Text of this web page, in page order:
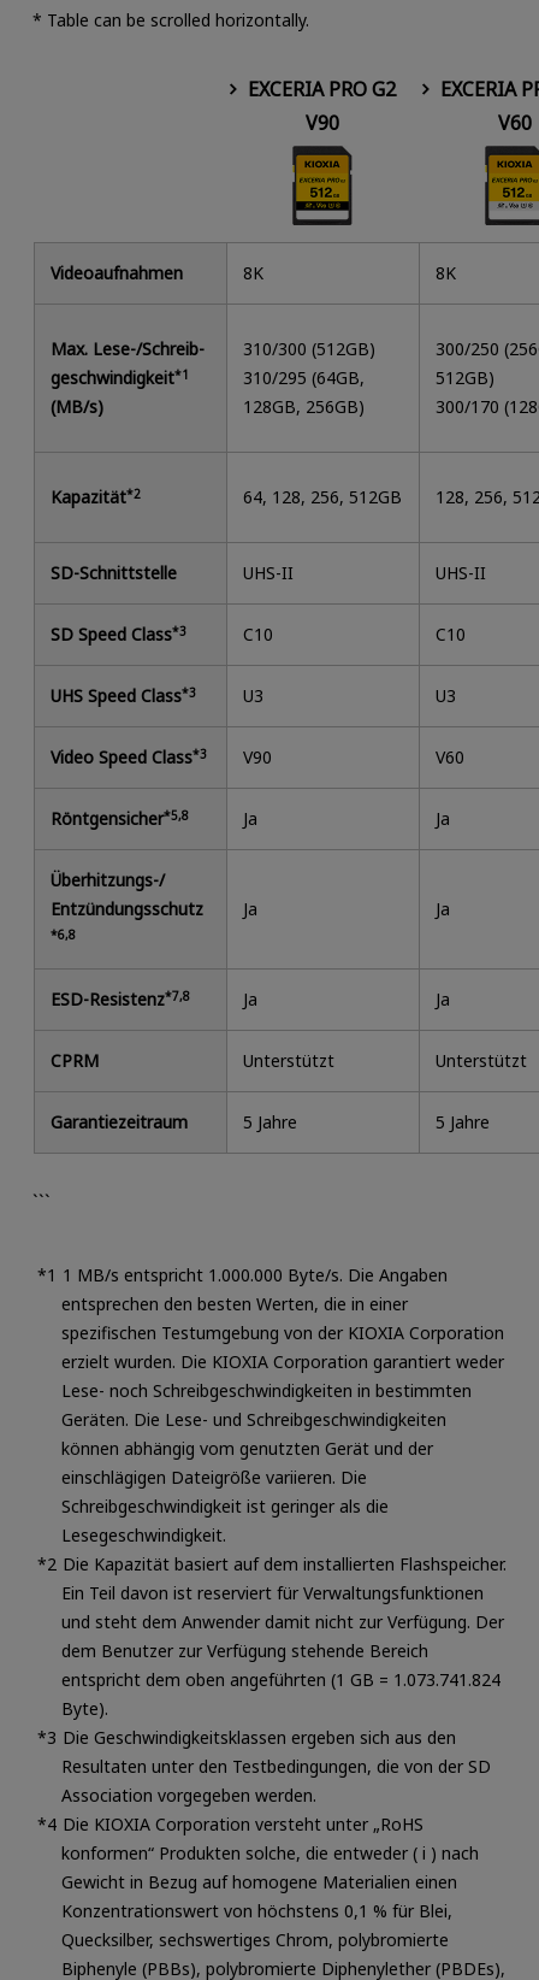
* Table can be scrolled horizontally.
EXCERIA PRO G2
V90
EXCERIA
V60
Videoaufnahmen 8K 8K
Max. Lese-/Schreib-
geschwindigkeit*1
(MB/s)
310/300 (512GB)
310/295 (64GB,
128GB, 256GB)
300/250
512GB)
300/170
Kapazität*2 64, 128, 256, 512GB 128, 256,
SD-Schnittstelle UHS-II UHS-II
SD Speed Class*3 C10 C10
UHS Speed Class*3 U3 U3
Video Speed Class*3 V90 V60
Röntgensicher*5,8 Ja Ja
Überhitzungs-/
Entzündungsschutz
*6,8
Ja Ja
ESD-Resistenz*7,8 Ja Ja
CPRM Unterstützt Unterstützt
Garantiezeitraum 5 Jahre 5 Jahre
```
1 MB/s entspricht 1.000.000 Byte/s. Die Angaben
entsprechen den besten Werten, die in einer
spezifischen Testumgebung von der KIOXIA Corporation
erzielt wurden. Die KIOXIA Corporation garantiert weder
Lese- noch Schreibgeschwindigkeiten in bestimmten
Geräten. Die Lese- und Schreibgeschwindigkeiten
können abhängig vom genutzten Gerät und der
einschlägigen Dateigröße variieren. Die
Schreibgeschwindigkeit ist geringer als die
Lesegeschwindigkeit.
Die Kapazität basiert auf dem installierten Flashspeicher.
Ein Teil davon ist reserviert für Verwaltungsfunktionen
und steht dem Anwender damit nicht zur Verfügung. Der
dem Benutzer zur Verfügung stehende Bereich
entspricht dem oben angeführten (1 GB = 1.073.741.824
Byte).
Die Geschwindigkeitsklassen ergeben sich aus den
Resultaten unter den Testbedingungen, die von der SD
Association vorgegeben werden.
Die KIOXIA Corporation versteht unter „RoHS
konformen“ Produkten solche, die entweder ( i ) nach
Gewicht in Bezug auf homogene Materialien einen
Konzentrationswert von höchstens 0,1 % für Blei,
Quecksilber, sechswertiges Chrom, polybromierte
Biphenyle (PBBs), polybromierte Diphenylether (PBDEs),